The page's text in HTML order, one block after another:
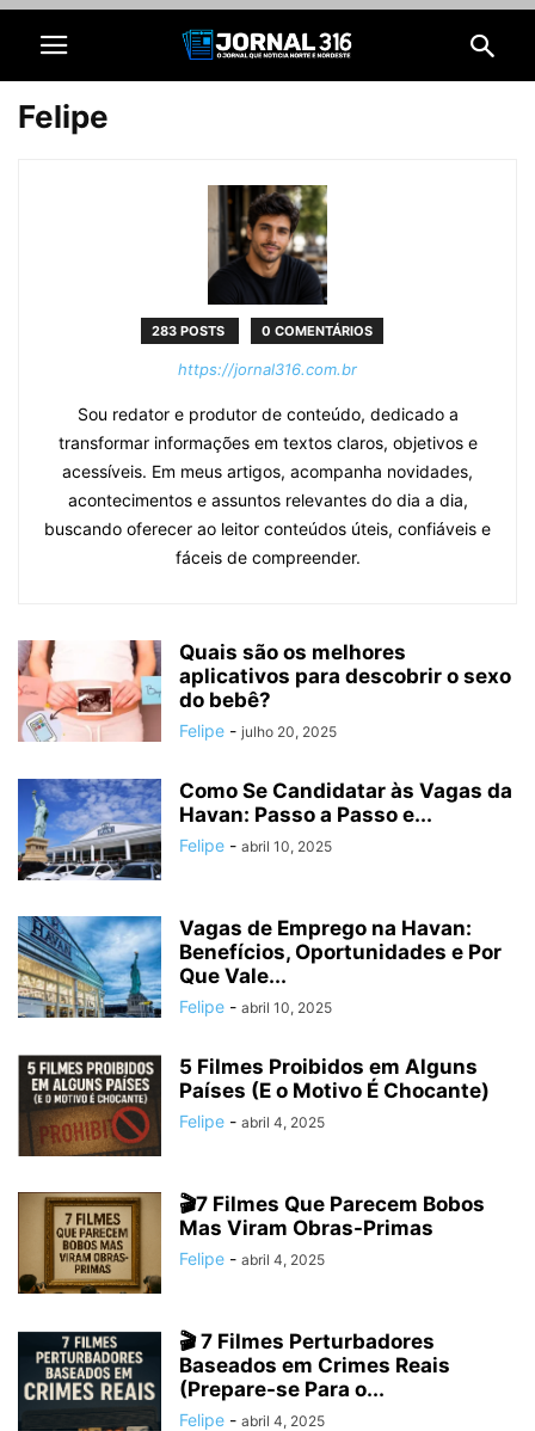
Felipe
283 POSTS 0 COMENTÁRIOS
https://jornal316.com.br
Sou redator e produtor de conteúdo, dedicado a
transformar informações em textos claros, objetivos e
acessíveis. Em meus artigos, acompanha novidades,
acontecimentos e assuntos relevantes do dia a dia,
buscando oferecer ao leitor conteúdos úteis, confiáveis e
fáceis de compreender.
Quais são os melhores
aplicativos para descobrir o sexo
do bebê?
Felipe - julho 20, 2025
Como Se Candidatar às Vagas da
Havan: Passo a Passo e...
Felipe - abril 10, 2025
Vagas de Emprego na Havan:
Benefícios, Oportunidades e Por
Que Vale...
Felipe - abril 10, 2025
5 Filmes Proibidos em Alguns
Países (E o Motivo É Chocante)
Felipe - abril 4, 2025
🎬7 Filmes Que Parecem Bobos
Mas Viram Obras-Primas
Felipe - abril 4, 2025
🎬 7 Filmes Perturbadores
Baseados em Crimes Reais
(Prepare-se Para o...
Felipe - abril 4, 2025